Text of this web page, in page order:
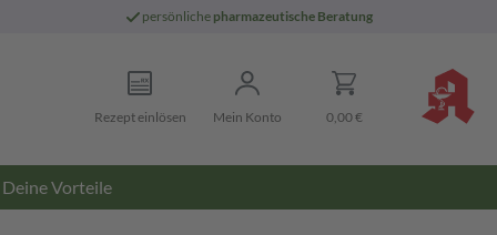
persönliche pharmazeutische Beratung
Rezept einlösen Mein Konto 0,00 €
Deine Vorteile